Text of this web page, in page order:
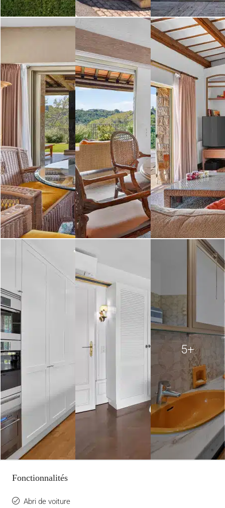
5+
Fonctionnalités
Abri de voiture